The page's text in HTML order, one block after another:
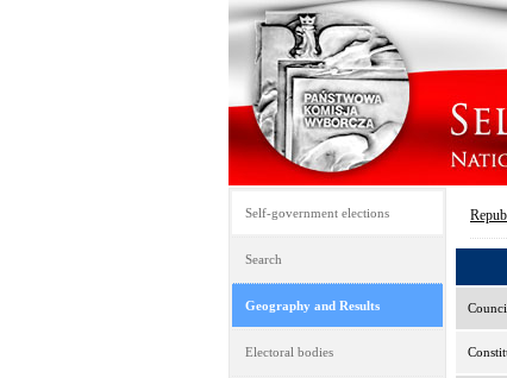
Self-government elections
Search
Geography and Results
Electoral bodies